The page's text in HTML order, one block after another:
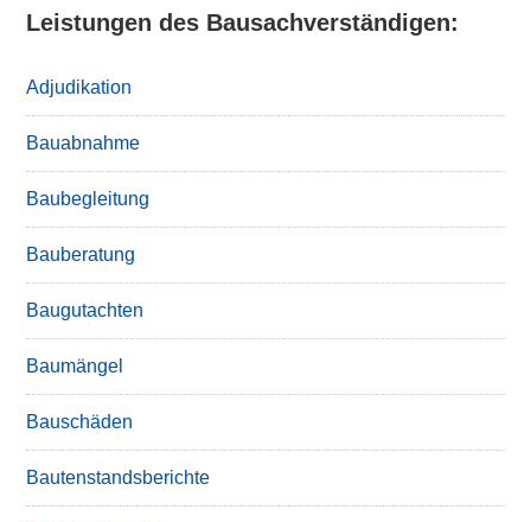
Leistungen des Bausachverständigen:
Adjudikation
Bauabnahme
Baubegleitung
Bauberatung
Baugutachten
Baumängel
Bauschäden
Bautenstandsberichte